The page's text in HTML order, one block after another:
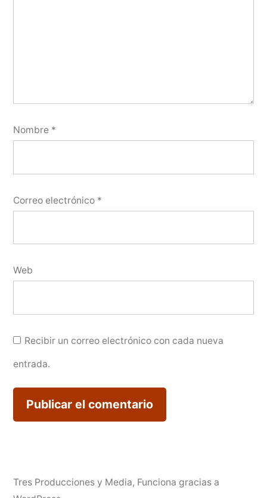
Nombre *
Correo electrónico *
Web
Recibir un correo electrónico con cada nueva
entrada.
Tres Producciones y Media, Funciona gracias a